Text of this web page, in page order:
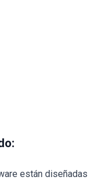
están diseñadas